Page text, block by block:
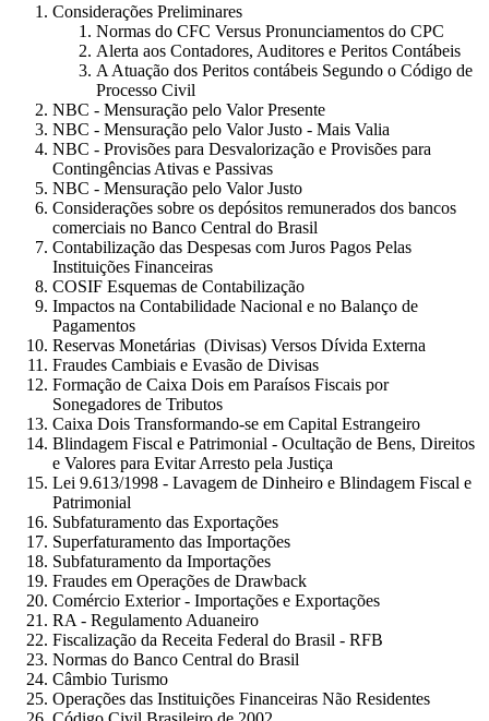
Considerações Preliminares
Normas do CFC Versus Pronunciamentos do CPC
Alerta aos Contadores, Auditores e Peritos Contábeis
A Atuação dos Peritos contábeis Segundo o Código de
Processo Civil
NBC - Mensuração pelo Valor Presente
NBC - Mensuração pelo Valor Justo - Mais Valia
NBC - Provisões para Desvalorização e Provisões para
Contingências Ativas e Passivas
NBC - Mensuração pelo Valor Justo
Considerações sobre os depósitos remunerados dos bancos
comerciais no Banco Central do Brasil
Contabilização das Despesas com Juros Pagos Pelas
Instituições Financeiras
COSIF Esquemas de Contabilização
Impactos na Contabilidade Nacional e no Balanço de
Pagamentos
Reservas Monetárias (Divisas) Versos Dívida Externa
Fraudes Cambiais e Evasão de Divisas
Formação de Caixa Dois em Paraísos Fiscais por
Sonegadores de Tributos
Caixa Dois Transformando-se em Capital Estrangeiro
Blindagem Fiscal e Patrimonial - Ocultação de Bens, Direitos
e Valores para Evitar Arresto pela Justiça
Lei 9.613/1998 - Lavagem de Dinheiro e Blindagem Fiscal e
Patrimonial
Subfaturamento das Exportações
Superfaturamento das Importações
Subfaturamento da Importações
Fraudes em Operações de Drawback
Comércio Exterior - Importações e Exportações
RA - Regulamento Aduaneiro
Fiscalização da Receita Federal do Brasil - RFB
Normas do Banco Central do Brasil
Câmbio Turismo
Operações das Instituições Financeiras Não Residentes